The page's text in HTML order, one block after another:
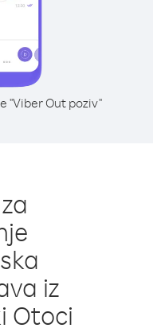
"Viber Out poziv"
iz
Otoci